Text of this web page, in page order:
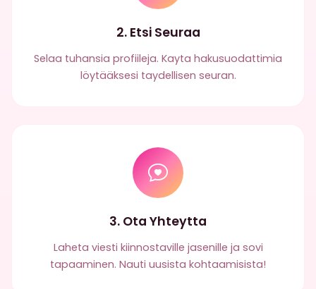
2. Etsi Seuraa
Selaa tuhansia profiileja. Kayta hakusuodattimia
löytääksesi taydellisen seuran.
3. Ota Yhteytta
Laheta viesti kiinnostaville jasenille ja sovi
tapaaminen. Nauti uusista kohtaamisista!